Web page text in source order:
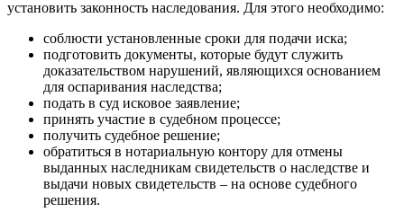
установить законность наследования. Для этого необходимо:
соблюсти установленные сроки для подачи иска;
подготовить документы, которые будут служить
доказательством нарушений, являющихся основанием
для оспаривания наследства;
подать в суд исковое заявление;
принять участие в судебном процессе;
получить судебное решение;
обратиться в нотариальную контору для отмены
выданных наследникам свидетельств о наследстве и
выдачи новых свидетельств – на основе судебного
решения.